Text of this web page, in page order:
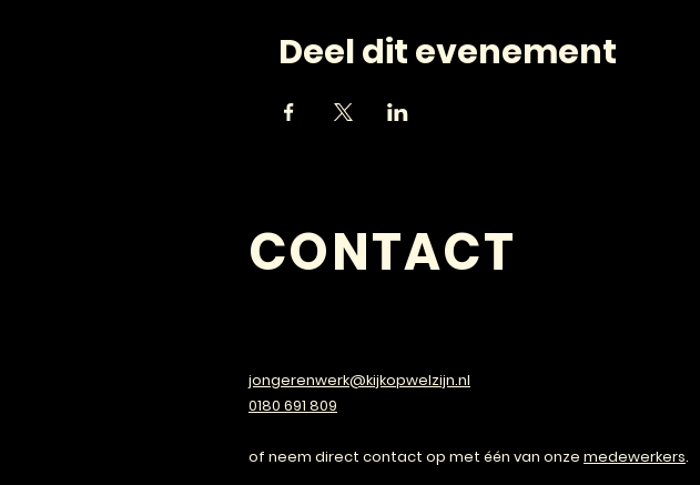
Deel dit evenement
jongerenwerk@kijkopwelzijn.nl
0180 691 809
of neem direct contact op met één van onze medewerkers.
CONTACT